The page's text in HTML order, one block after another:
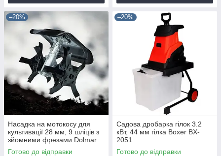
–20%
Насадка на мотокосу для
культивації 28 мм, 9 шліців з
зйомними фрезами Dolmar
9T28
Готово до відправки
–20%
Садова дробарка гілок 3.2
кВт, 44 мм гілка Boxer BX-
2051
Готово до відправки